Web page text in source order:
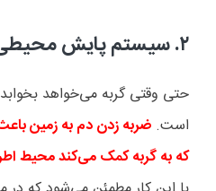
۲. سیستم پایش محیطی
حتی وقتی گربه می‌خواهد
است. ضربه زدن دم به زمین
که به گربه کمک می‌کند محیط